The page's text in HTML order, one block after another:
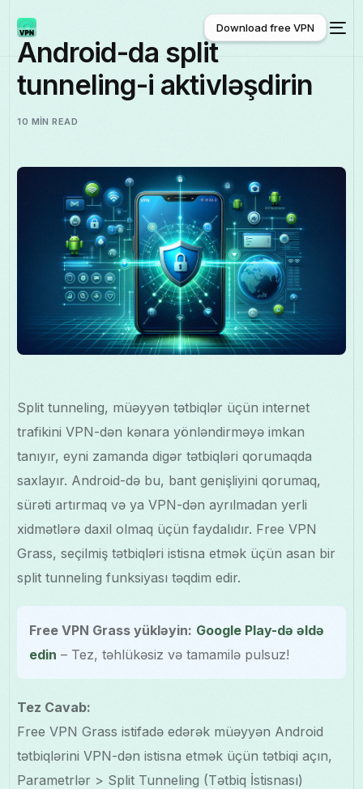
Azərbaycan
Download free VPN
Download free VPN
Android-da split
tunneling-i aktivləşdirin
10 MIN READ
Split tunneling, müəyyən tətbiqlər üçün internet
trafikini VPN-dən kənara yönləndirməyə imkan
tanıyır, eyni zamanda digər tətbiqləri qorumaqda
saxlayır. Android-də bu, bant genişliyini qorumaq,
sürəti artırmaq və ya VPN-dən ayrılmadan yerli
xidmətlərə daxil olmaq üçün faydalıdır. Free VPN
Grass, seçilmiş tətbiqləri istisna etmək üçün asan bir
split tunneling funksiyası təqdim edir.
Free VPN Grass yükləyin: Google Play-də əldə
edin – Tez, təhlükəsiz və tamamilə pulsuz!
Tez Cavab:
Free VPN Grass istifadə edərək müəyyən Android
tətbiqlərini VPN-dən istisna etmək üçün tətbiqi açın,
Parametrlər > Split Tunneling (Tətbiq İstisnası)